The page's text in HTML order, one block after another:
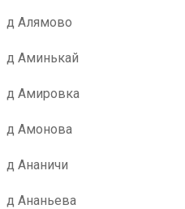
д Алямово
д Аминькай
д Амировка
д Амонова
д Ананичи
д Ананьева